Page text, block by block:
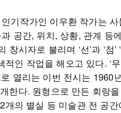
기작가인 이우환 작가는
공간, 위치, 상황, 관계 등
창시자로 불리며 ‘선’과 ‘점
적인 작업을 해오고 있다. ‘
열리는 이번 전시는 1960
한다. 원형으로 만든 회랑
개의 별실 등 미술관 전 공